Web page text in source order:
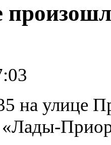
на улице
«Лады-